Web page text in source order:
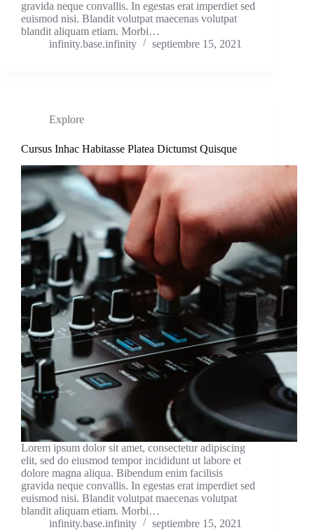
gravida neque convallis. In egestas erat imperdiet sed
euismod nisi. Blandit volutpat maecenas volutpat
blandit aliquam etiam. Morbi…
infinity.base.infinity
septiembre 15, 2021
Explore
Cursus Inhac Habitasse Platea Dictumst Quisque
Lorem ipsum dolor sit amet, consectetur adipiscing
elit, sed do eiusmod tempor incididunt ut labore et
dolore magna aliqua. Bibendum enim facilisis
gravida neque convallis. In egestas erat imperdiet sed
euismod nisi. Blandit volutpat maecenas volutpat
blandit aliquam etiam. Morbi…
infinity.base.infinity
septiembre 15, 2021